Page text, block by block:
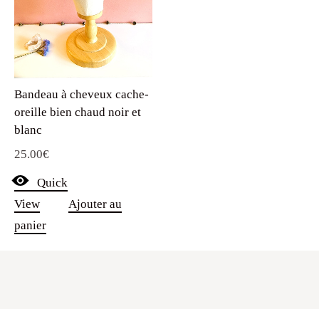
Bandeau à cheveux cache-
oreille bien chaud noir et
blanc
25.00€
Quick
View
Ajouter au
panier